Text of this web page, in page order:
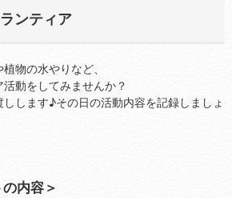
ンティア
物の水やりなど、
動をしてみませんか？
します♪その日の活動内容を記録しましょ
内容＞